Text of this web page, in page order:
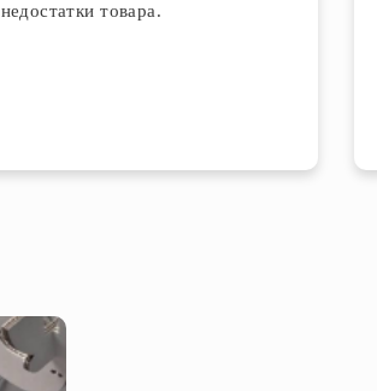
недостатки товара.